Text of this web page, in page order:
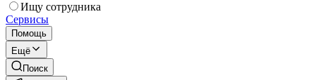
Ищу сотрудника
Сервисы
Помощь
Ещё
Поиск